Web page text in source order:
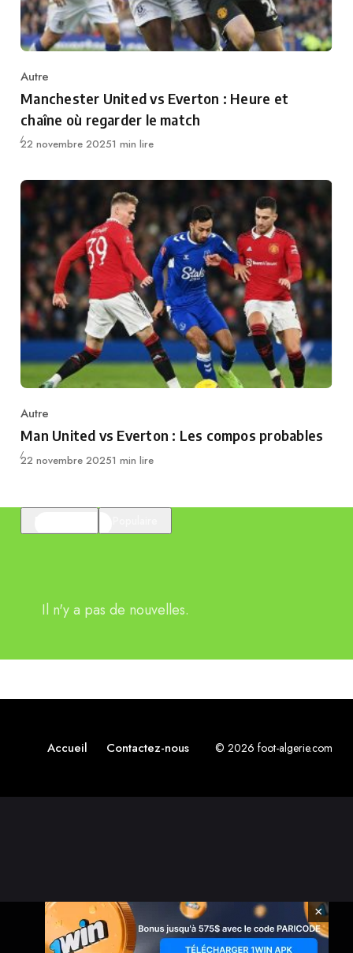
Category
Autre
Manchester United vs Everton : Heure et
chaîne où regarder le match
Publié
22 novembre 20251 min lire
Category
Autre
Man United vs Everton : Les compos probables
Publié
22 novembre 20251 min lire
Il n'y a pas de nouvelles.
Accueil Contactez-nous © 2026 foot-algerie.com
×